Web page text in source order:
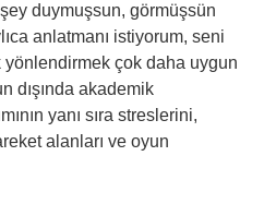
duymuşsun, görmüşsün
anlatmanı istiyorum, seni
yönlendirmek çok daha uygun
dışında akademik
yanı sıra streslerini,
alanları ve oyun